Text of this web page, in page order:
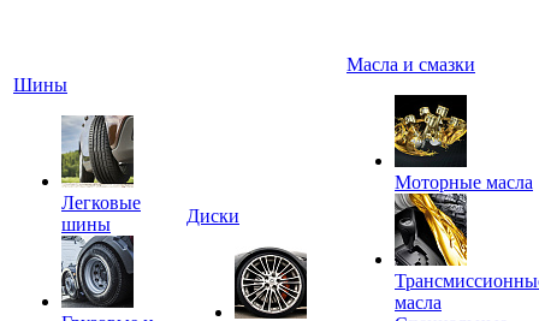
Шины
Легковые
шины
Диски
Масла и смазки
Моторные масла
масла